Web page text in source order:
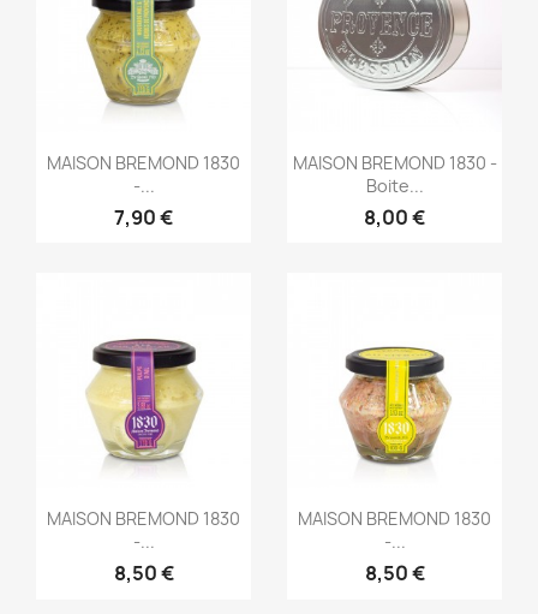
Aperçu rapide
MAISON BREMOND 1830
-...
7,90 €
Aperçu rapide
MAISON BREMOND 1830 -
Boite...
8,00 €
Aperçu rapide
MAISON BREMOND 1830
-...
8,50 €
Aperçu rapide
MAISON BREMOND 1830
-...
8,50 €